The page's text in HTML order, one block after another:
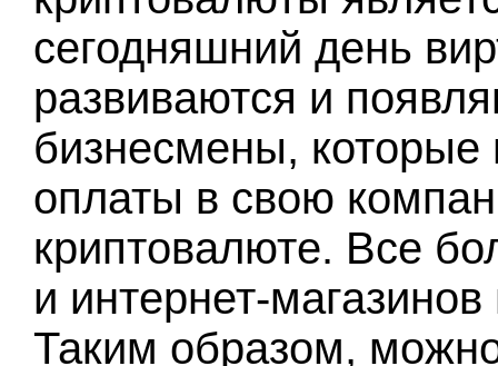
сегодняшний день
развиваются и
бизнесмены, которые
оплаты в свою
криптовалюте. Все
и интернет-
Таким образом,